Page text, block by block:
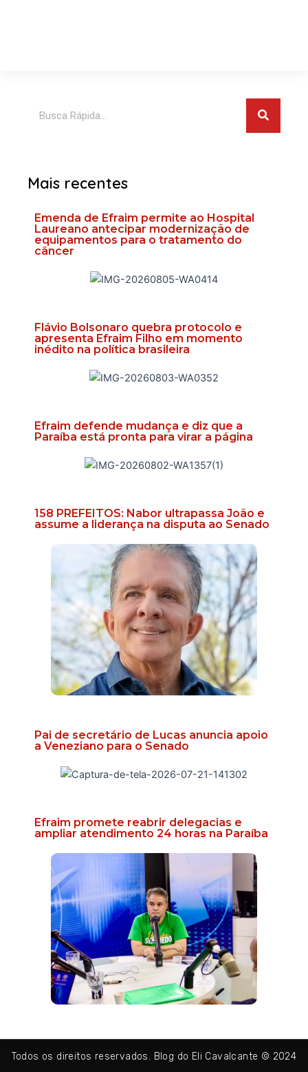
Mais recentes
Emenda de Efraim permite ao Hospital
Laureano antecipar modernização de
equipamentos para o tratamento do
câncer
Flávio Bolsonaro quebra protocolo e
apresenta Efraim Filho em momento
inédito na política brasileira
Efraim defende mudança e diz que a
Paraíba está pronta para virar a página
158 PREFEITOS: Nabor ultrapassa João e
assume a liderança na disputa ao Senado
Pai de secretário de Lucas anuncia apoio
a Veneziano para o Senado
Efraim promete reabrir delegacias e
ampliar atendimento 24 horas na Paraíba
Todos os direitos reservados. Blog do Eli Cavalcante © 2024